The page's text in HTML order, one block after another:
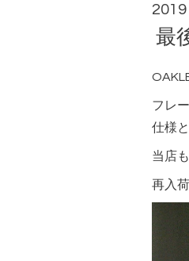
2019
最
フレ
仕様
当店
再入